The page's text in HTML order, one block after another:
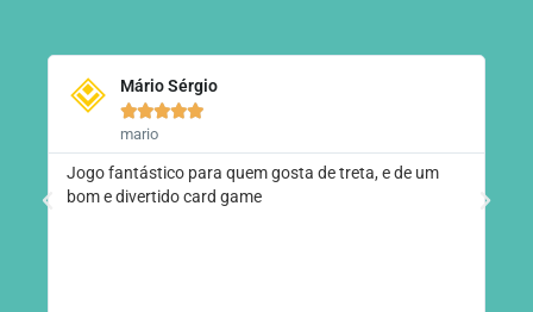
Mário Sérgio

mario
Jogo fantástico para quem gosta de treta, e de um
bom e divertido card game